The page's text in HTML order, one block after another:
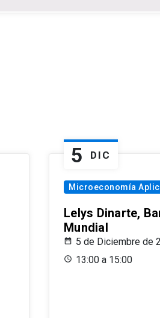
5 DIC
Microeconomía
Lelys Dinarte,
Mundial
5 de Diciembre de
13:00 a 15:00